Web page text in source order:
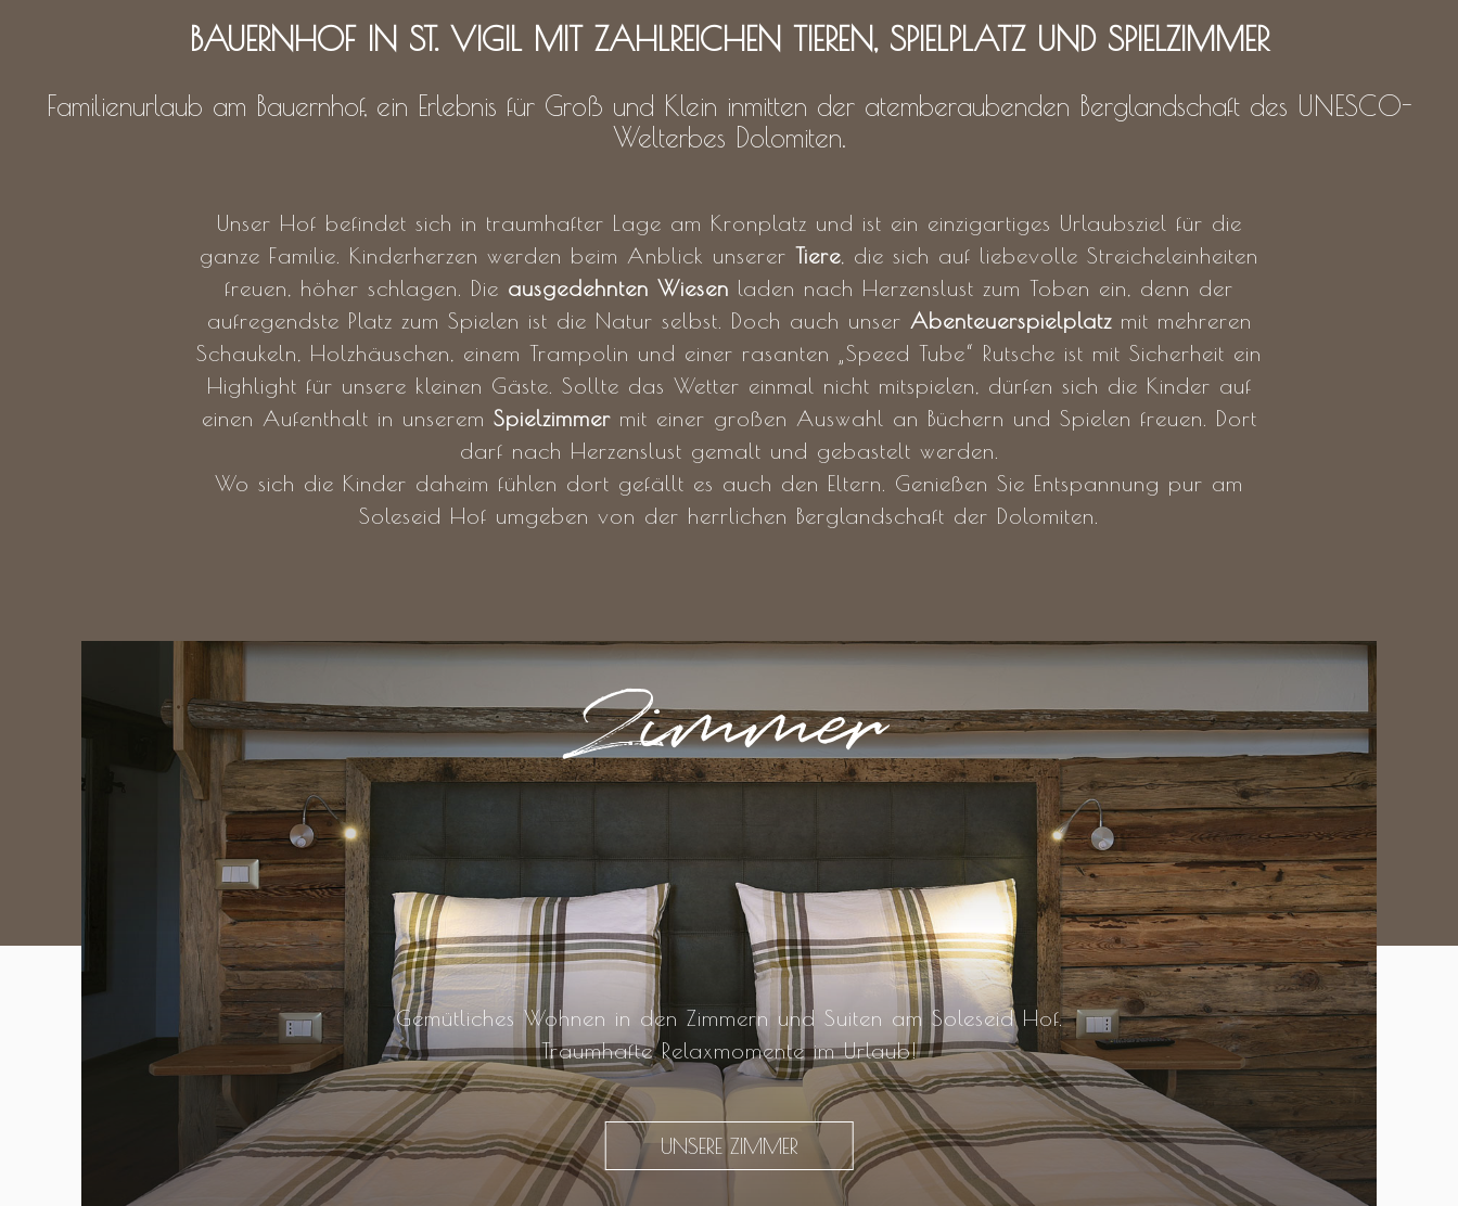
BAUERNHOF IN ST. VIGIL MIT ZAHLREICHEN TIEREN, SPIELPLATZ UND SPIELZIMMER
Familienurlaub am Bauernhof, ein Erlebnis für Groß und Klein inmitten der atemberaubenden Berglandschaft des UNESCO-
Welterbes Dolomiten.
Unser Hof befindet sich in traumhafter Lage am Kronplatz und ist ein einzigartiges Urlaubsziel für die
ganze Familie. Kinderherzen werden beim Anblick unserer Tiere , die sich auf liebevolle Streicheleinheiten
freuen, höher schlagen. Die ausgedehnten Wiesen laden nach Herzenslust zum Toben ein, denn der
aufregendste Platz zum Spielen ist die Natur selbst. Doch auch unser Abenteuerspielplatzmit mehreren
Schaukeln, Holzhäuschen, einem Trampolin und einer rasanten „Speed Tube“ Rutsche ist mit Sicherheit ein
Highlight für unsere kleinen Gäste. Sollte das Wetter einmal nicht mitspielen, dürfen sich die Kinder auf
einen Aufenthalt in unserem Spielzimmermit einer großen Auswahl an Büchern und Spielen freuen. Dort
darf nach Herzenslust gemalt und gebastelt werden.
Wo sich die Kinder daheim fühlen dort gefällt es auch den Eltern. Genießen Sie Entspannung pur am
Soleseid Hof umgeben von der herrlichen Berglandschaft der Dolomiten.
Zimmer
Gemütliches Wohnen in den Zimmern und Suiten am Soleseid Hof.
Traumhafte Relaxmomente im Urlaub!
UNSERE ZIMMER